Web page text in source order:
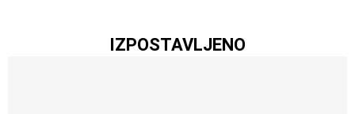
IZPOSTAVLJENO